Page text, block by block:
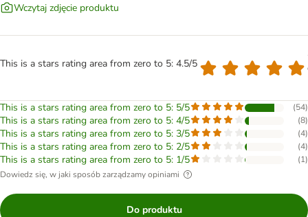
Wczytaj zdjęcie produktu
This is a stars rating area from zero to 5: 4.5/5
This is a stars rating area from zero to 5: 5/5 (54)
This is a stars rating area from zero to 5: 4/5 (8)
This is a stars rating area from zero to 5: 3/5 (4)
This is a stars rating area from zero to 5: 2/5 (4)
This is a stars rating area from zero to 5: 1/5 (1)
Dowiedz się, w jaki sposób zarządzamy opiniami
Do produktu